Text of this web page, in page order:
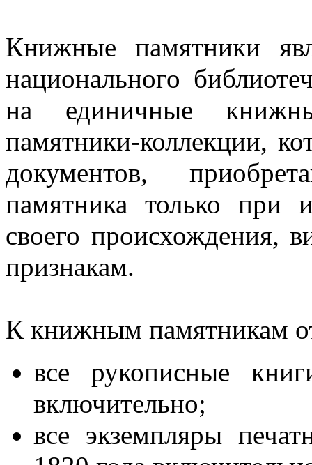
Книжные памятники
национального
на единичные
памятники-коллекции,
документов,
памятника только при
своего происхождения,
признакам.
К книжным памятникам
все рукописные
включительно;
все экземпляры